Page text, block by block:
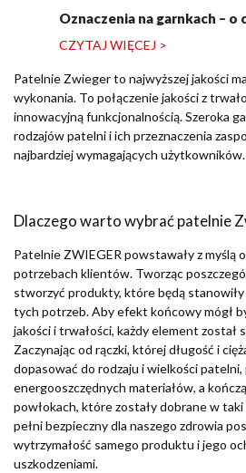
Oznaczenia na garnkach – o
CZYTAJ WIĘCEJ >
Patelnie Zwieger to najwyższej jakości
wykonania. To połączenie jakości z
innowacyjną funkcjonalnością. Szeroka
rodzajów patelni i ich przeznaczenia
najbardziej wymagających użytkowników.
Dlaczego warto wybrać patelnie
Patelnie ZWIEGER powstawały z myślą
potrzebach klientów. Tworząc
stworzyć produkty, które będą stanowiły
tych potrzeb. Aby efekt końcowy mógł
jakości i trwałości, każdy element został
Zaczynając od rączki, której długość i
dopasować do rodzaju i wielkości
energooszczędnych materiałów, a
powłokach, które zostały dobrane w
pełni bezpieczny dla naszego zdrowia
wytrzymałość samego produktu i jego
uszkodzeniami.